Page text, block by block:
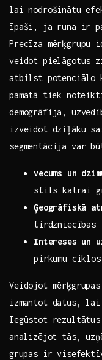
lai nodrošinātu
īpaši, ja runa ir par‌
Precīza mērķgrupu
veidot pielāgotus
atbilst ‌potenciālo
pamatā⁤ tiek
demogrāfija,
izveidot dziļāku
segmentācija var
vecums un
stils ​katrai
Ģeogrāfiskā
tirdzniecības
Intereses⁢ un
pirkumu
Veidojot
izmantot datus, lai
Iegūstot rezultātus⁤
⁤analizējot tās,
⁢grupas ‍ir